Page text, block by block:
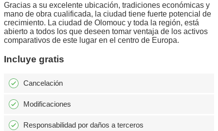
Gracias a su excelente ubicación, tradiciones económicas y
mano de obra cualificada, la ciudad tiene fuerte potencial de
crecimiento. La ciudad de Olomouc y toda la región, está
abierto a todos los que deseen tomar ventaja de los activos
comparativos de este lugar en el centro de Europa.
Incluye gratis
Cancelación
Modificaciones
Responsabilidad por daños a terceros